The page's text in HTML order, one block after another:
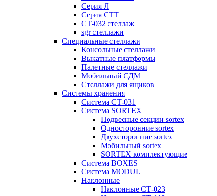
Серия Л
Серия СТТ
СТ-032 стеллаж
sgr стеллажи
Специальные стеллажи
Консольные стеллажи
Выкатные платформы
Палетные стеллажи
Мобильный СДМ
Стеллажи для ящиков
Системы хранения
Система СТ-031
Система SORTEX
Подвесные секции sortex
Односторонние sortex
Двухсторонние sortex
Мобильный sortex
SORTEX комплектующие
Система BOXES
Система MODUL
Наклонные
Наклонные СТ-023